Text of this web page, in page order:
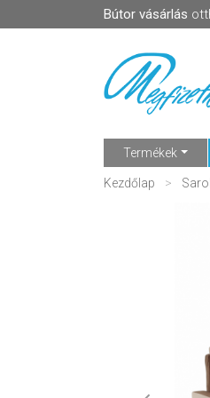
Bútor vásárlás
Termékek
Kezdőlap